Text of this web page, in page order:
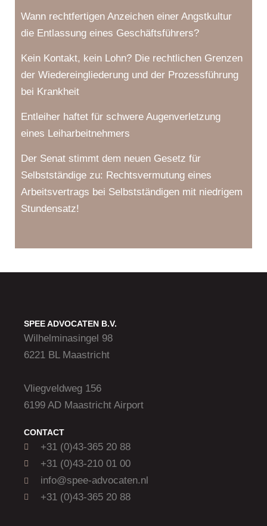
Wann rechtfertigen Anzeichen einer Angstkultur
die Entlassung eines Geschäftsführers?
Kein Kontakt, kein Lohn? Die rechtlichen Grenzen
der Wiedereingliederung und der Prozessführung
bei Krankheit
Entleiher haftet für schwere Augenverletzung
eines Leiharbeitnehmers
Der Senat stimmt dem neuen Gesetz für
Selbstständige zu: Rechtsvermutung eines
Arbeitsvertrags bei Selbstständigen mit niedrigem
Stundensatz!
SPEE ADVOCATEN B.V.
Wilhelminasingel 98
6221 BL Maastricht
Vliegveldweg 156
6199 AD Maastricht Airport
CONTACT
+31 (0)43-365 20 88
+31 (0)43-210 01 00
info@spee-advocaten.nl
+31 (0)43-365 20 88